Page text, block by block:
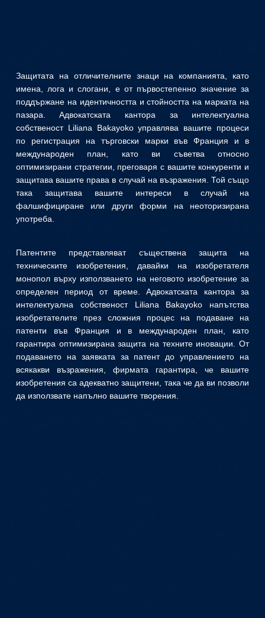
Защитата на отличителните знаци на компанията, като
имена, лога и слогани, е от първостепенно значение за
поддържане на идентичността и стойността на марката на
пазара. Адвокатската кантора за интелектуална
собственост Liliana Bakayoko управлява вашите процеси
по регистрация на търговски марки във Франция и в
международен план, като ви съветва относно
оптимизирани стратегии, преговаря с вашите конкуренти и
защитава вашите права в случай на възражения. Той също
така защитава вашите интереси в случай на
фалшифициране или други форми на неоторизирана
употреба.
Патентите представляват съществена защита на
техническите изобретения, давайки на изобретателя
монопол върху използването на неговото изобретение за
определен период от време. Адвокатската кантора за
интелектуална собственост Liliana Bakayoko напътства
изобретателите през сложния процес на подаване на
патенти във Франция и в международен план, като
гарантира оптимизирана защита на техните иновации. От
подаването на заявката за патент до управлението на
всякакви възражения, фирмата гарантира, че вашите
изобретения са адекватно защитени, така че да ви позволи
да използвате напълно вашите творения.